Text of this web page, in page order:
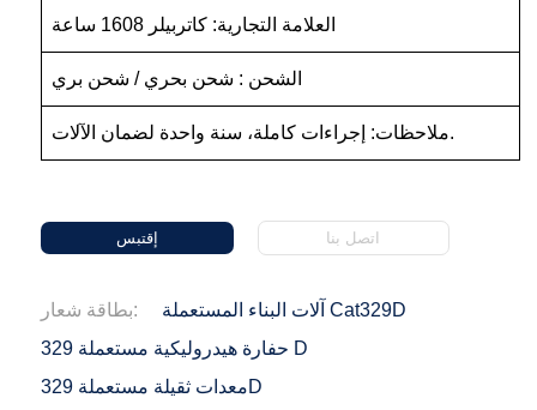
العلامة التجارية: كاتربيلر 1608 ساعة
الشحن : شحن بحري / شحن بري
ملاحظات: إجراءات كاملة، سنة واحدة لضمان الآلات.
إقتبس اتصل بنا
بطاقة شعار:
آلات البناء المستعملة Cat329D
حفارة هيدروليكية مستعملة 329 D
معدات ثقيلة مستعملة 329D